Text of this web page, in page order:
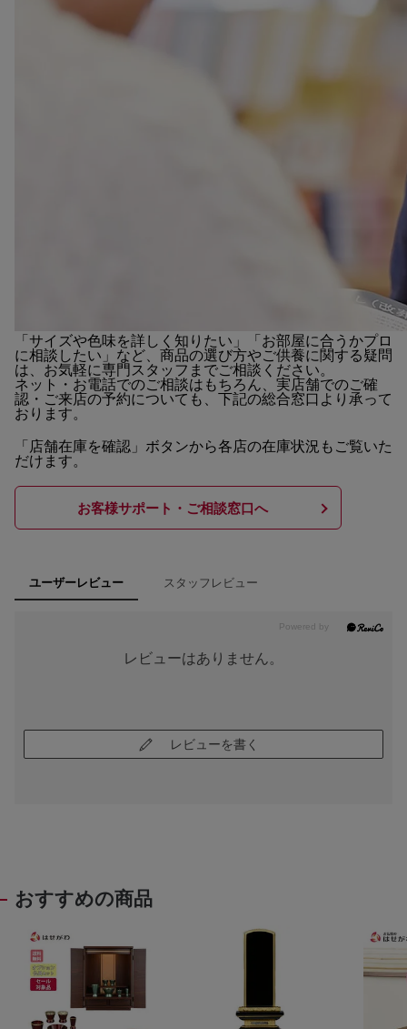
「サイズや色味を詳しく知りたい」「お部屋に合うかプロ
に相談したい」など、商品の選び方やご供養に関する疑問
は、お気軽に専門スタッフまでご相談ください。
ネット・お電話でのご相談はもちろん、実店舗でのご確
認・ご来店の予約についても、下記の総合窓口より承って
おります。
「店舗在庫を確認」ボタンから各店の在庫状況もご覧いた
だけます。
お客様サポート・ご相談窓口へ
ユーザーレビュー スタッフレビュー
レビューはありません。
レビューを書く
おすすめの商品